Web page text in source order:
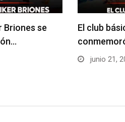
Briones se
El club
junio 21,